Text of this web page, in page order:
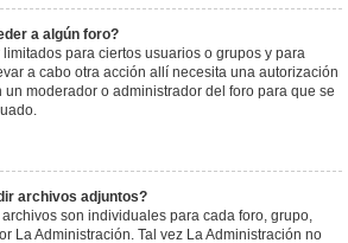
a algún foro?
para ciertos usuarios o grupos y para
a cabo otra acción allí necesita una autorización
moderador o administrador del foro para que se
archivos adjuntos?
son individuales para cada foro, grupo,
La Administración. Tal vez La Administración no